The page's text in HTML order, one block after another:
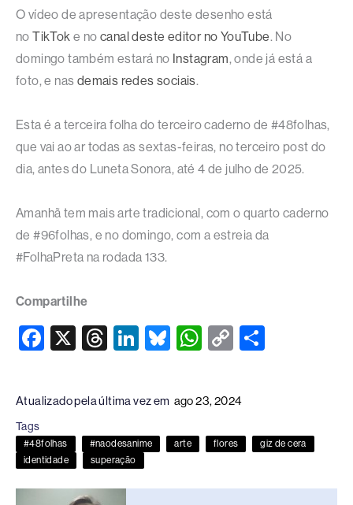
O vídeo de apresentação deste desenho está
noTikTok e nocanal deste editor no YouTube. No
domingo também estará no Instagram, onde já está a
foto, e nas demais redes sociais.
Esta é a terceira folha do terceiro caderno de #48folhas,
que vai ao ar todas as sextas-feiras, no terceiro post do
dia, antes do Luneta Sonora, até 4 de julho de 2025.
Amanhã tem mais arte tradicional, com o quarto caderno
de #96folhas, e no domingo, com a estreia da
#FolhaPreta na rodada 133.
Compartilhe
F
c
e
b
o
o
X
T
e
a
d
s
Li
e
dI
n
Bl
sk
y
W
at
s
A
p
C
p
y
Li
k
Atualizado pela última vez em ago 23, 2024
Tags
#48folhas #naodesanime arte flores
giz de cera
identidade
superação